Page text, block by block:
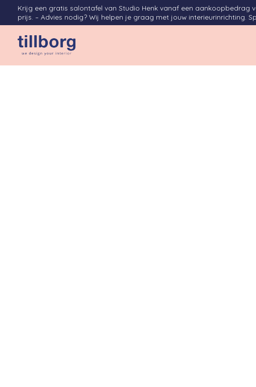
Krijg een gratis salontafel van Studio Henk vanaf een
prijs. – Advies nodig? Wij helpen je graag met jouw interieurinrichting.